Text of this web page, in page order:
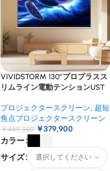
VIVIDSTORM 130″プロプラスス
リムライン電動テンションUST
プロジェクタースクリーン, 超短
焦点プロジェクタースクリーン
￥469,900 ￥379,900
カラー
サイズ